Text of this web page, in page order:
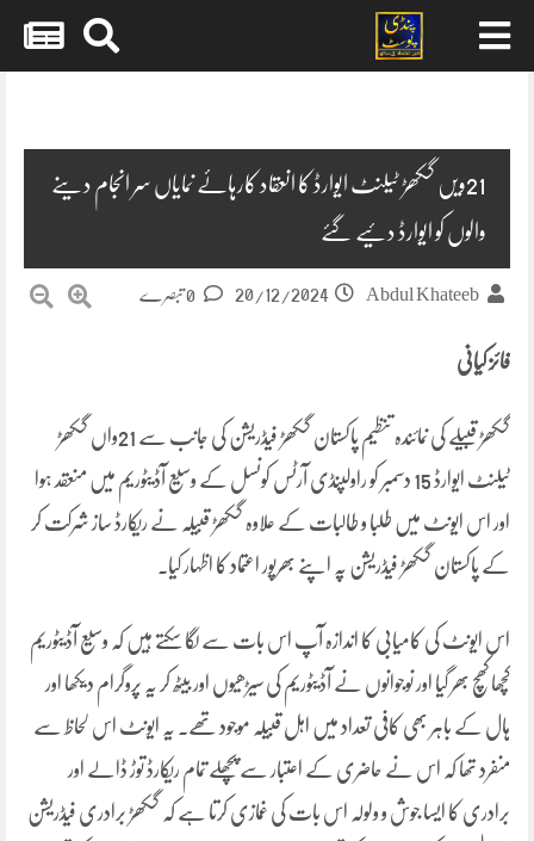
21ویں گکھڑ ٹیلنٹ ایوارڈ کا انعقاد کارہائے نمایاں سر انجام دینے
والوں کو ایوارڈ دئیے گئے
Abdul Khateeb
20/12/2024
فائز کیانی
گکھڑ قبیلے کی نمائندہ تنظیم پاکستان گکھڑ فیڈریشن کی جانب سے 21واں گکھڑ
ٹیلنٹ ایوارڈ 15 دسمبر کو راولپنڈی آرٹس کونسل کے وسیع آڈیٹوریم میں منعقد ہوا
اور اس ایونٹ میں طلبا و طالبات کے علاوہ گکھڑ قبیلہ نے ریکارڈ ساز شرکت کر
کے پاکستان گکھڑ فیڈریشن پہ اپنے بھرپور اعتماد کا اظہار کیا۔
اس ایونٹ کی کامیابی کا اندازہ آپ اس بات سے لگا سکتے ہیں کہ وسیع آڈیٹوریم
کچھا کھچ بھر گیا اور نوجوانوں نے آڈیٹوریم کی سیڑھیوں اور بیٹھ کر یہ پروگرام دیکھا اور
ہال کے باہر بھی کافی تعداد میں اہل قبیلہ موجود تھے۔ یہ ایونٹ اس لحاظ سے
منفرد تھا کہ اس نے حاضری کے اعتبار سے پچھلے تمام ریکارڈ توڑ ڈالے اور
برادری کا ایسا جوش و ولولہ اس بات کی غمازی کرتا ہے کہ گکھڑ برادری فیڈریشن